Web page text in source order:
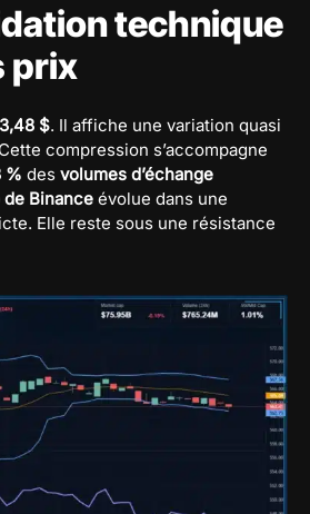
technique
prix
$. Il affiche une variation quasi
compression s’accompagne
% des volumes d’échange
Binance évolue dans une
Elle reste sous une résistance